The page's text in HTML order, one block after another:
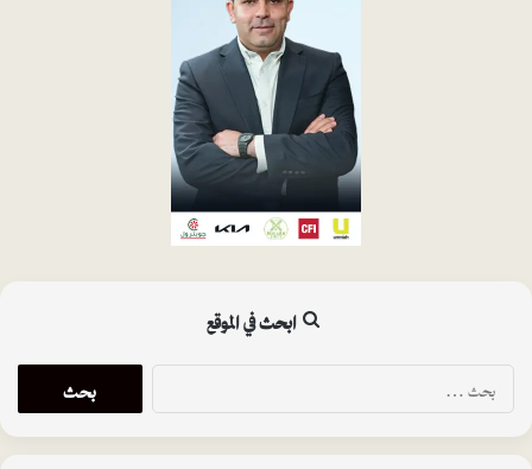
ابحث في الموقع
البحث
عن: